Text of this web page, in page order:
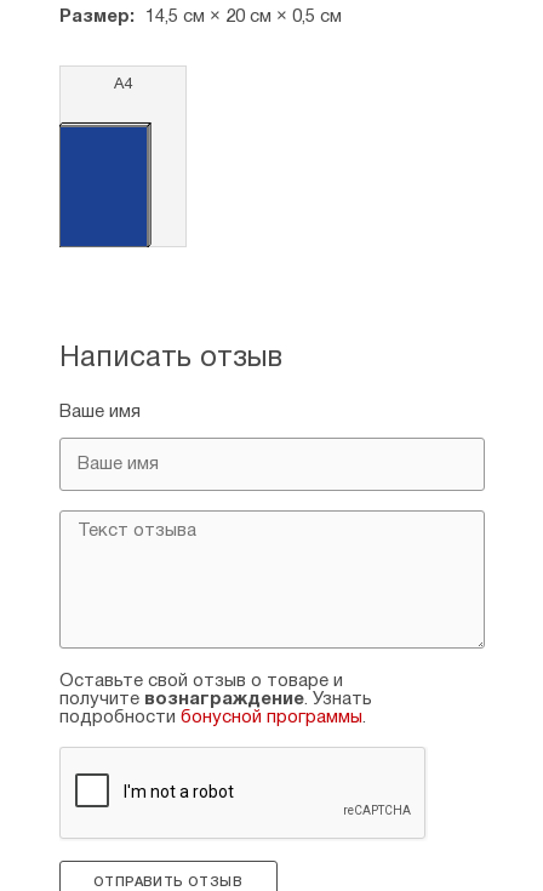
Размер: 14,5 см × 20 см × 0,5 см
А4
Написать отзыв
Ваше имя
Оставьте свой отзыв о товаре и
получите вознаграждение. Узнать
подробности бонусной программы.
ОТПРАВИТЬ ОТЗЫВ